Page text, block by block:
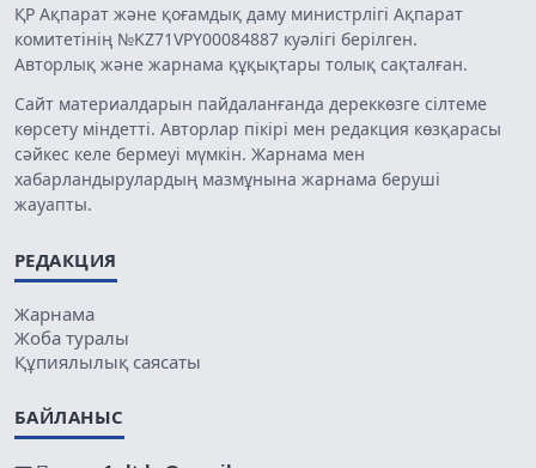
ҚР Ақпарат және қоғамдық даму министрлігі Ақпарат
комитетінің №KZ71VPY00084887 куәлігі берілген.
Авторлық және жарнама құқықтары толық сақталған.
Сайт материалдарын пайдаланғанда дереккөзге сілтеме
көрсету міндетті. Авторлар пікірі мен редакция көзқарасы
сәйкес келе бермеуі мүмкін. Жарнама мен
хабарландырулардың мазмұнына жарнама беруші
жауапты.
РЕДАКЦИЯ
Жарнама
Жоба туралы
Құпиялылық саясаты
БАЙЛАНЫС